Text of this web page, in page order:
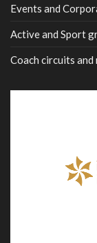
Events and
Active and Sport
Coach circuits